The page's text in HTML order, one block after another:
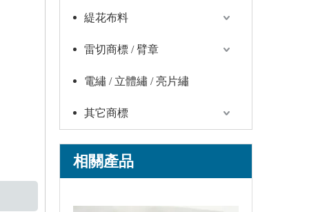
緹花布料
雷切商標 / 臂章
電繡 / 立體繡 / 亮片繡
其它商標
相關產品